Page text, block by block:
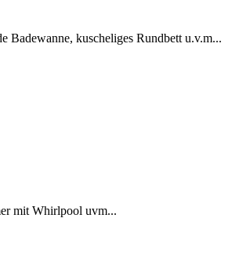
Badewanne, kuscheliges Rundbett u.v.m...
mit Whirlpool uvm...